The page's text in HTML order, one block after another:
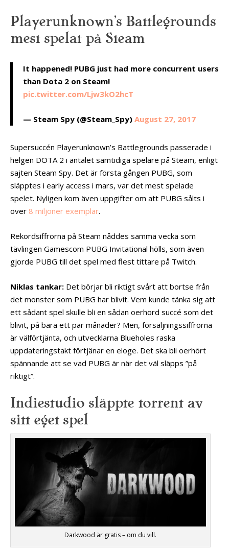
Playerunknown’s Battlegrounds
mest spelat på Steam
It happened! PUBG just had more concurrent users
than Dota 2 on Steam!
pic.twitter.com/Ljw3kO2hcT
— Steam Spy (@Steam_Spy) August 27, 2017
Supersuccén Playerunknown’s Battlegrounds passerade i
helgen DOTA 2 i antalet samtidiga spelare på Steam, enligt
sajten Steam Spy. Det är första gången PUBG, som
släpptes i early access i mars, var det mest spelade
spelet. Nyligen kom även uppgifter om att PUBG sålts i
över 8 miljoner exemplar.
Rekordsiffrorna på Steam nåddes samma vecka som
tävlingen Gamescom PUBG Invitational hölls, som även
gjorde PUBG till det spel med flest tittare på Twitch.
Niklas tankar: Det börjar bli riktigt svårt att bortse från
det monster som PUBG har blivit. Vem kunde tänka sig att
ett sådant spel skulle bli en sådan oerhörd succé som det
blivit, på bara ett par månader? Men, försäljningssiffrorna
är välförtjänta, och utvecklarna Blueholes raska
uppdateringstakt förtjänar en eloge. Det ska bli oerhört
spännande att se vad PUBG är när det väl släpps ”på
riktigt”.
Indiestudio släppte torrent av
sitt eget spel
Darkwood är gratis – om du vill.